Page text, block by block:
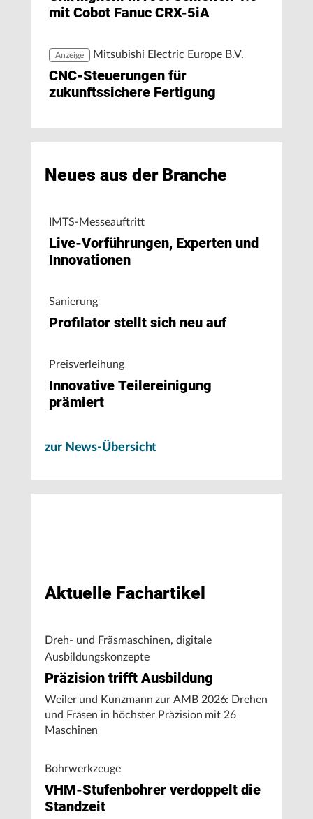
mit Cobot Fanuc CRX-5iA
Anzeige Mitsubishi Electric Europe B.V.
CNC-Steuerungen für
zukunftssichere Fertigung
Neues aus der Branche
IMTS-Messeauftritt
Live-Vorführungen, Experten und
Innovationen
Sanierung
Profilator stellt sich neu auf
Preisverleihung
Innovative Teilereinigung
prämiert
zur News-Übersicht
Aktuelle Fachartikel
Dreh- und Fräsmaschinen, digitale
Ausbildungskonzepte
Präzision trifft Ausbildung
Weiler und Kunzmann zur AMB 2026: Drehen
und Fräsen in höchster Präzision mit 26
Maschinen
Bohrwerkzeuge
VHM-Stufenbohrer verdoppelt die
Standzeit